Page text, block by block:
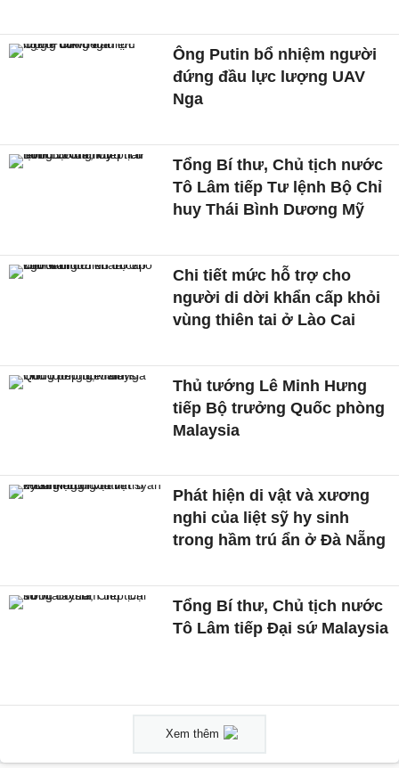
Ông Putin bổ nhiệm người
đứng đầu lực lượng UAV
Nga
Tổng Bí thư, Chủ tịch nước
Tô Lâm tiếp Tư lệnh Bộ Chỉ
huy Thái Bình Dương Mỹ
Chi tiết mức hỗ trợ cho
người di dời khẩn cấp khỏi
vùng thiên tai ở Lào Cai
Thủ tướng Lê Minh Hưng
tiếp Bộ trưởng Quốc phòng
Malaysia
Phát hiện di vật và xương
nghi của liệt sỹ hy sinh
trong hầm trú ẩn ở Đà Nẵng
Tổng Bí thư, Chủ tịch nước
Tô Lâm tiếp Đại sứ Malaysia
Xem thêm